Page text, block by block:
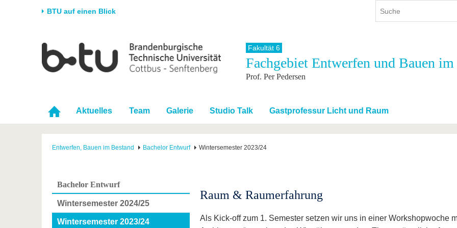
BTU auf einen Blick
Universität
Karriere & Engagement
Partnerschaften &
Strukturwandel
Forschung
Förderung
Wissenschaftlicher
Nachwuchs
Studium
Studienangebot
Im Studium
Nach dem Studium
International
Internationales Profil
Mit der BTU ins Ausland
Für internationale
Studierende
Weiterbildung
Fakultät 6
Fachgebiet Entwerfen und Bauen im
Prof. Per Pedersen
Aktuelles Team Galerie Studio Talk Gastprofessur Licht und Raum
Entwerfen, Bauen im Bestand Bachelor Entwurf Wintersemester 2023/24
Bachelor Entwurf
Wintersemester 2024/25
Wintersemester 2023/24
Raum & Raumerfahrung
Als Kick-off zum 1. Semester setzen wir uns in einer Workshopwoche